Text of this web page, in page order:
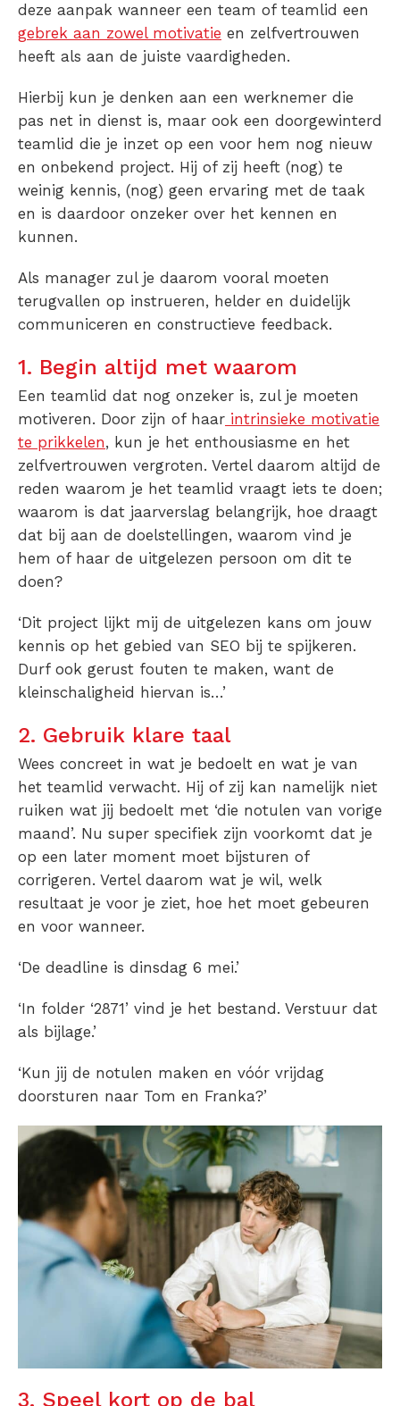
deze aanpak wanneer een team of teamlid een
gebrek aan zowel motivatie en zelfvertrouwen
heeft als aan de juiste vaardigheden.
Hierbij kun je denken aan een werknemer die
pas net in dienst is, maar ook een doorgewinterd
teamlid die je inzet op een voor hem nog nieuw
en onbekend project. Hij of zij heeft (nog) te
weinig kennis, (nog) geen ervaring met de taak
en is daardoor onzeker over het kennen en
kunnen.
Als manager zul je daarom vooral moeten
terugvallen op instrueren, helder en duidelijk
communiceren en constructieve feedback.
1. Begin altijd met waarom
Een teamlid dat nog onzeker is, zul je moeten
motiveren. Door zijn of haar intrinsieke motivatie
te prikkelen, kun je het enthousiasme en het
zelfvertrouwen vergroten. Vertel daarom altijd de
reden waarom je het teamlid vraagt iets te doen;
waarom is dat jaarverslag belangrijk, hoe draagt
dat bij aan de doelstellingen, waarom vind je
hem of haar de uitgelezen persoon om dit te
doen?
‘Dit project lijkt mij de uitgelezen kans om jouw
kennis op het gebied van SEO bij te spijkeren.
Durf ook gerust fouten te maken, want de
kleinschaligheid hiervan is…’
2. Gebruik klare taal
Wees concreet in wat je bedoelt en wat je van
het teamlid verwacht. Hij of zij kan namelijk niet
ruiken wat jij bedoelt met ‘die notulen van vorige
maand’. Nu super specifiek zijn voorkomt dat je
op een later moment moet bijsturen of
corrigeren. Vertel daarom wat je wil, welk
resultaat je voor je ziet, hoe het moet gebeuren
en voor wanneer.
‘De deadline is dinsdag 6 mei.’
‘In folder ‘2871’ vind je het bestand. Verstuur dat
als bijlage.’
‘Kun jij de notulen maken en vóór vrijdag
doorsturen naar Tom en Franka?’
3. Speel kort op de bal